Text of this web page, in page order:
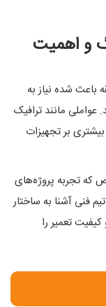
و اهمیت
باعث شده نیاز به
عواملی مانند ترافیک
بر تجهیزات
که تجربه پروژه‌های
فنی آشنا به ساختار
تعمیر را